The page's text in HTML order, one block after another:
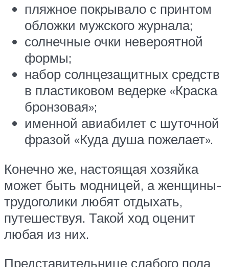
пляжное покрывало с принтом
обложки мужского журнала;
солнечные очки невероятной
формы;
набор солнцезащитных средств
в пластиковом ведерке «Краска
бронзовая»;
именной авиабилет с шуточной
фразой «Куда душа пожелает».
Конечно же, настоящая хозяйка
может быть модницей, а женщины-
трудоголики любят отдыхать,
путешествуя. Такой ход оценит
любая из них.
Представительнице слабого пола